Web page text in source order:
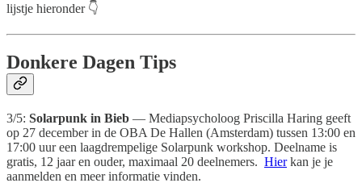
lijstje hieronder 👇
Donkere Dagen Tips
3/5: Solarpunk in Bieb — Mediapsycholoog Priscilla Haring geeft
op 27 december in de OBA De Hallen (Amsterdam) tussen 13:00 en
17:00 uur een laagdrempelige Solarpunk workshop. Deelname is
gratis, 12 jaar en ouder, maximaal 20 deelnemers. Hierkan je je
aanmelden en meer informatie vinden.